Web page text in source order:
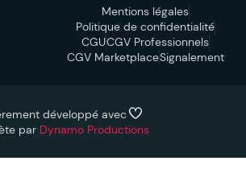
Mentions légales
Politique de confidentialité
CGUCGV Professionnels
CGV MarketplaceSignalement
développé avec
par Dynamo Productions